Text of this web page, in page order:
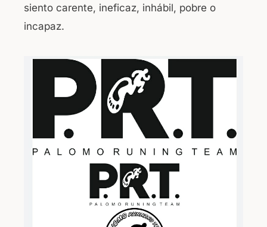
siento carente, ineficaz, inhábil, pobre o
incapaz.